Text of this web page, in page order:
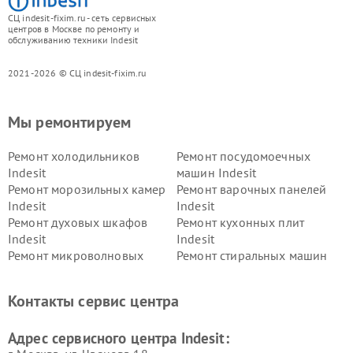
СЦ indesit-fixim.ru - сеть сервисных
центров в Москве по ремонту и
обслуживанию техники Indesit
2021-2026 © СЦ indesit-fixim.ru
Мы ремонтируем
Ремонт холодильников
Indesit
Ремонт посудомоечных
машин Indesit
Ремонт морозильных камер
Indesit
Ремонт варочных панелей
Indesit
Ремонт духовых шкафов
Indesit
Ремонт кухонных плит
Indesit
Ремонт микроволновых
Ремонт стиральных машин
Indesit
Indesit
Контакты сервис центра
Адрес сервисного центра Indesit: